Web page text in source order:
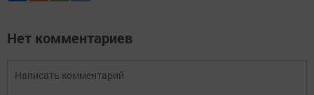
Нет комментариев